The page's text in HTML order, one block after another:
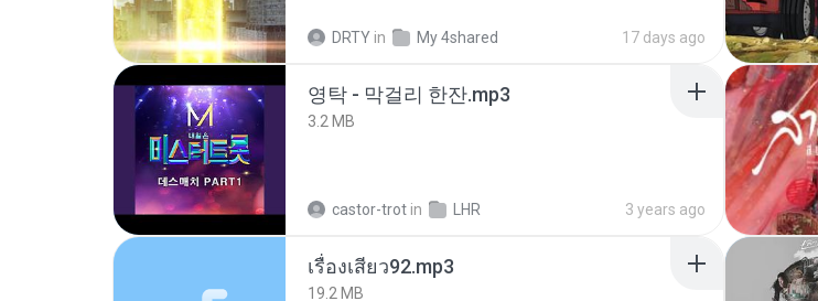
DRTY in My 4shared 17 days ago
영탁 - 막걸리 한잔.mp3
3.2 MB
castor-trot in LHR 3 years ago
เรื่องเสียว92.mp3
19.2 MB